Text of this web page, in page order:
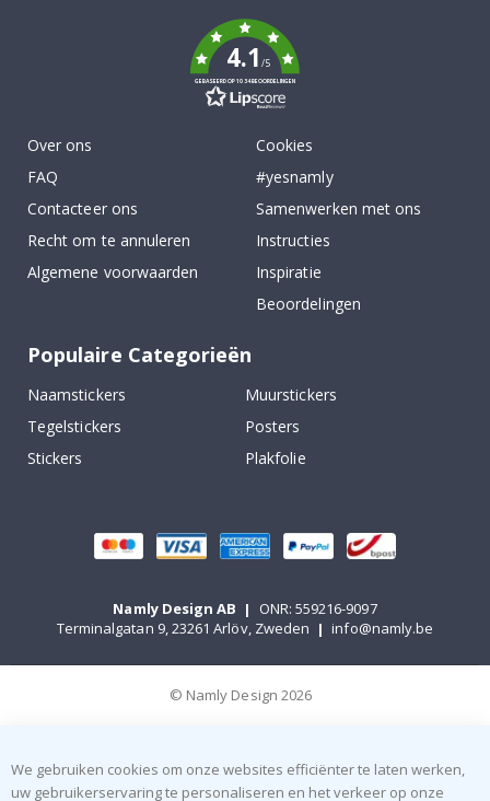
4.1/5
GEBASEERD OP 1034 BEOORDELINGEN
Over ons
FAQ
Contacteer ons
Recht om te annuleren
Algemene voorwaarden
Cookies
#yesnamly
Samenwerken met ons
Instructies
Inspiratie
Beoordelingen
Populaire Categorieën
Naamstickers
Muurstickers
Tegelstickers
Posters
Stickers
Plakfolie
Namly Design AB |
ONR: 559216-9097
Terminalgatan 9, 23261 Arlöv, Zweden | info@namly.be
© Namly Design 2026
We gebruiken cookies om onze websites efficiënter te laten werken,
uw gebruikerservaring te personaliseren en het verkeer op onze